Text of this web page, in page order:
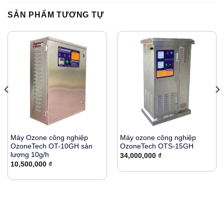
SẢN PHẨM TƯƠNG TỰ
Máy Ozone công nghiệp
OzoneTech OT-10GH sản
lượng 10g/h
10,500,000 ₫
Máy ozone công nghiệp
OzoneTech OTS-15GH
34,000,000 ₫